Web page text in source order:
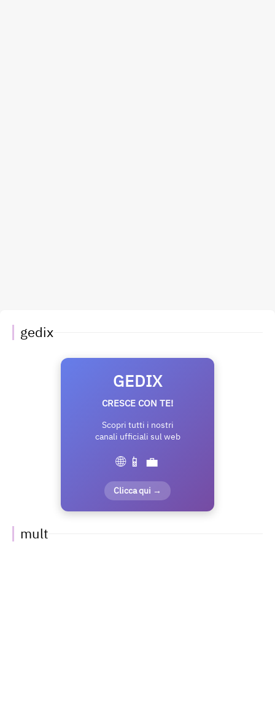
gedix
GEDIX
CRESCE CON TE!
Scopri tutti i nostri
canali ufficiali sul web
🌐 📱 💼
Clicca qui →
mult